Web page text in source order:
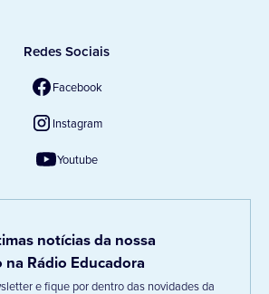
Redes Sociais
Facebook
Instagram
Youtube
notícias da nossa
Rádio Educadora
e fique por dentro das novidades da